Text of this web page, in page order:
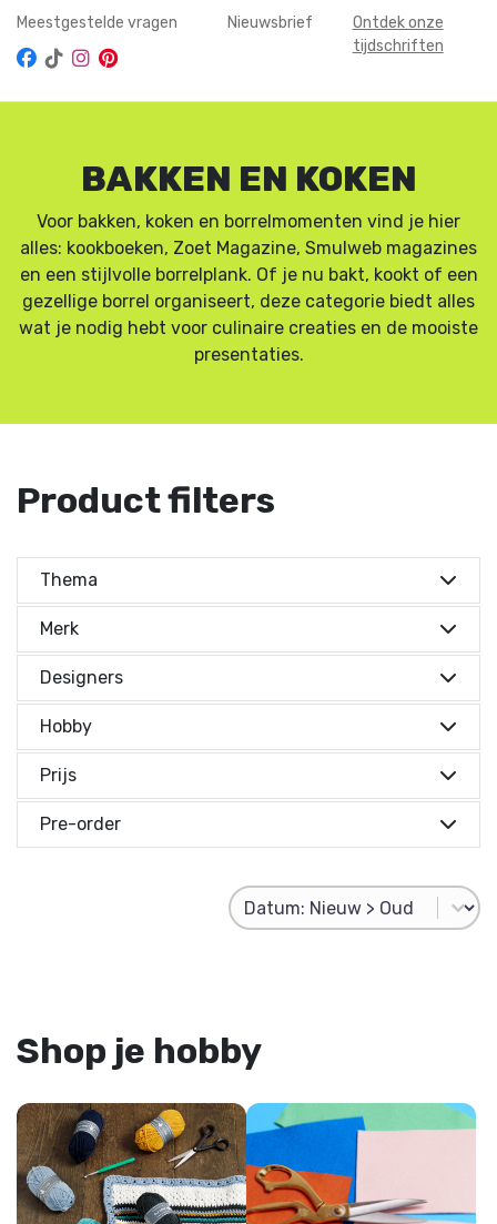
Meestgestelde vragen Nieuwsbrief
Ontdek onze
tijdschriften
BAKKEN EN KOKEN
Voor bakken, koken en borrelmomenten vind je hier
alles: kookboeken, Zoet Magazine, Smulweb magazines
en een stijlvolle borrelplank. Of je nu bakt, kookt of een
gezellige borrel organiseert, deze categorie biedt alles
wat je nodig hebt voor culinaire creaties en de mooiste
presentaties.
Product filters
Thema
Merk
Designers
Hobby
Prijs
Prijs indicatie
Reset
Pre-order
Product Sorting
Sort content
Shop je hobby